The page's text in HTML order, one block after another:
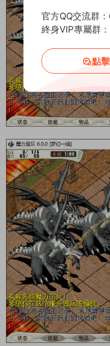
官方QQ交流群
終身VIP專屬群
點